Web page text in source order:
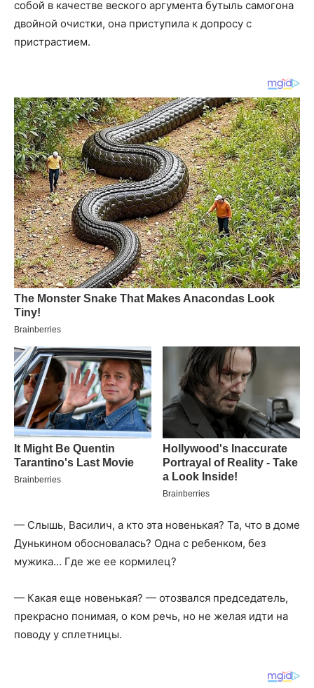
собой в качестве веского аргумента бутыль самогона
двойной очистки, она приступила к допросу с
пристрастием.
— Слышь, Василич, а кто эта новенькая? Та, что в доме
Дунькином обосновалась? Одна с ребенком, без
мужика… Где же ее кормилец?
— Какая еще новенькая? — отозвался председатель,
прекрасно понимая, о ком речь, но не желая идти на
поводу у сплетницы.